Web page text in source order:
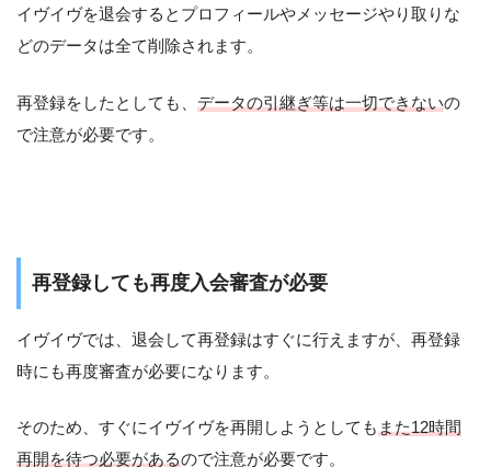
イヴイヴを退会するとプロフィールやメッセージやり取りな
どのデータは全て削除されます。
再登録をしたとしても、 データの引継ぎ等は一切できないの
で注意が必要です。
再登録しても再度入会審査が必要
イヴイヴでは、退会して再登録はすぐに行えますが、再登録
時にも再度審査が必要になります。
そのため、すぐにイヴイヴを再開しようとしても また12時間
再開を待つ必要があるので注意が必要です。